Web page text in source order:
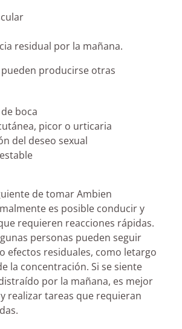
residual por la mañana.
pueden producirse otras
boca
picor o urticaria
del deseo sexual
de tomar Ambien
es posible conducir y
requieren reacciones rápidas.
personas pueden seguir
efectos residuales, como letargo
la concentración. Si se siente
por la mañana, es mejor
realizar tareas que requieran